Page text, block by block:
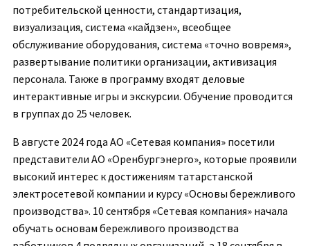
потребительской ценности, стандартизация,
визуализация, система «кайдзен», всеобщее
обслуживание оборудования, система «точно вовремя»,
развертывание политики организации, активизация
персонала. Также в программу входят деловые
интерактивные игры и экскурсии. Обучение проводится
в группах до 25 человек.
В августе 2024 года АО «Сетевая компания» посетили
представители АО «Оренбургэнерго», которые проявили
высокий интерес к достижениям татарстанской
электросетевой компании и курсу «Основы бережливого
производства». 10 сентября «Сетевая компания» начала
обучать основам бережливого производства